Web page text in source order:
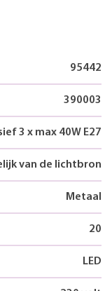
95442
390003
3 x max 40W E27
van de lichtbron
Metaal
20
LED